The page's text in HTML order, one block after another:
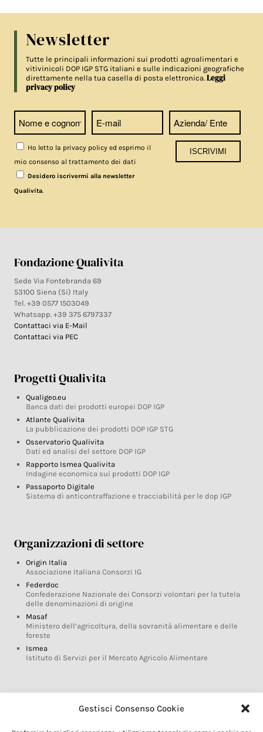
Gestisci Consenso Cookie
Newsletter
Tutte le principali informazioni sui prodotti agroalimentari e
vitivinicoli DOP IGP STG italiani e sulle indicazioni geografiche
direttamente nella tua casella di posta elettronica.Leggi
privacy policy
Ho letto la privacy policy ed esprimo il
mio consenso al trattamento dei dati
Desidero iscrivermi alla newsletter
Qualivita.
Fondazione Qualivita
Sede Via Fontebranda 69
53100 Siena (Si) Italy
Tel. +39 0577 1503049
Whatsapp. +39 375 6797337
Contattaci via E-Mail
Contattaci via PEC
Progetti Qualivita
Qualigeo.eu
Banca dati dei prodotti europei DOP IGP
Atlante Qualivita
La pubblicazione dei prodotti DOP IGP STG
Osservatorio Qualivita
Dati ed analisi del settore DOP IGP
Rapporto Ismea Qualivita
Indagine economica sui prodotti DOP IGP
Passaporto Digitale
Sistema di anticontraffazione e tracciabilità per le dop IGP
Organizzazioni di settore
Origin Italia
Associazione Italiana Consorzi IG
Federdoc
Confederazione Nazionale dei Consorzi volontari per la tutela
delle denominazioni di origine
Masaf
Ministero dell’agricoltura, della sovranità alimentare e delle
foreste
Ismea
Istituto di Servizi per il Mercato Agricolo Alimentare
Glossario DOP IGP